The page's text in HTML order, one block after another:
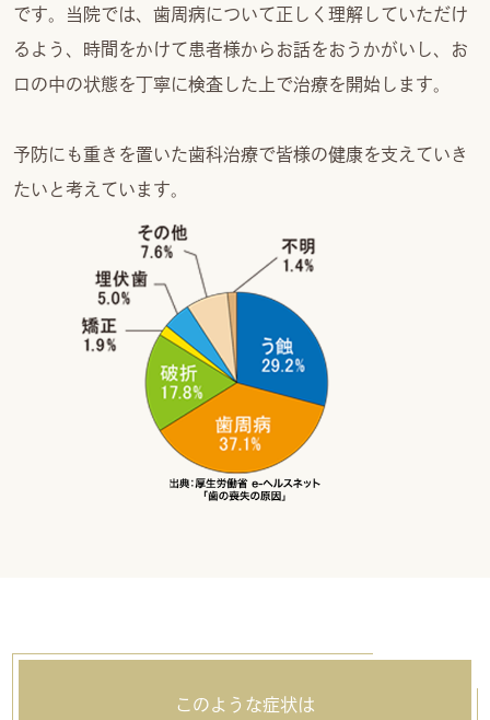
です。当院では、歯周病について正しく理解していただけ
るよう、時間をかけて患者様からお話をおうかがいし、お
口の中の状態を丁寧に検査した上で治療を開始します。
予防にも重きを置いた歯科治療で皆様の健康を支えていき
たいと考えています。
このような症状は